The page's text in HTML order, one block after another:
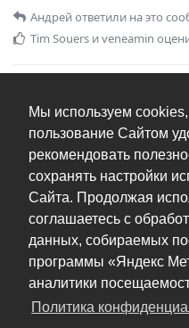
Мы используем
пользование Сайтом
рекомендовать
сохранять настройки
Сайта. Продолжая
соглашаетесь с
данных, собираемых
программы «Яндекс
аналитики
Политика
Андрейответили на это
Tim Souers иveneamin